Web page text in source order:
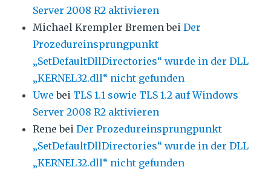
Server 2008 R2 aktivieren
Michael Krempler BremenbeiDer
Prozedureinsprungpunkt
„SetDefaultDllDirectories“ wurde in der DLL
„KERNEL32.dll“ nicht gefunden
Uwe bei TLS 1.1 sowie TLS 1.2 auf Windows
Server 2008 R2 aktivieren
Rene beiDer Prozedureinsprungpunkt
„SetDefaultDllDirectories“ wurde in der DLL
„KERNEL32.dll“ nicht gefunden